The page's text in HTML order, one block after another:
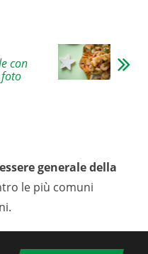
con
generale della
le più comuni